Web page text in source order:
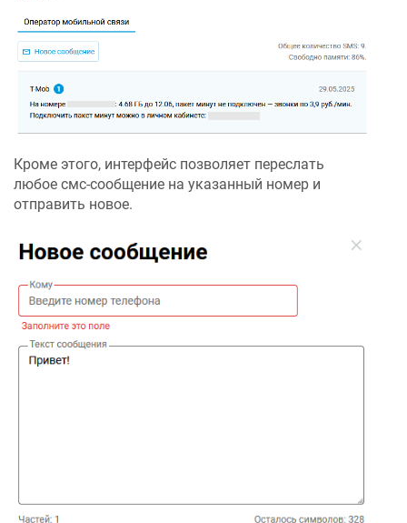
Кроме этого, интерфейс позволяет переслать
любое смс-сообщение на указанный номер и
отправить новое.